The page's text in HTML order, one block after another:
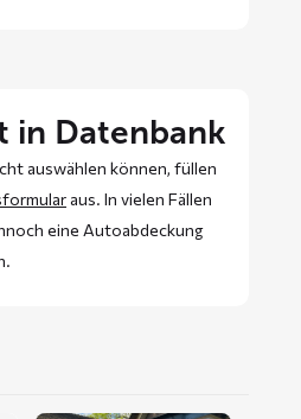
in Datenbank
auswählen können, füllen
aus. In vielen Fällen
eine Autoabdeckung